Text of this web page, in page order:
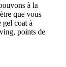
à la
que vous
coat à
points de